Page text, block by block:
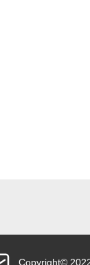
Copyright©